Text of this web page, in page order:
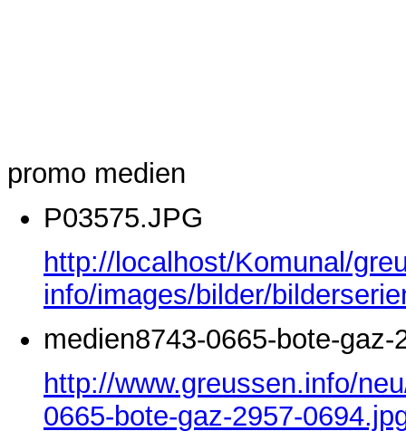
promo medien
P03575.JPG
http://localhost/Komunal/
info/images/bilder/
medien8743-0665-bote-gaz-
http://www.greussen.info/
0665-bote-gaz-2957-